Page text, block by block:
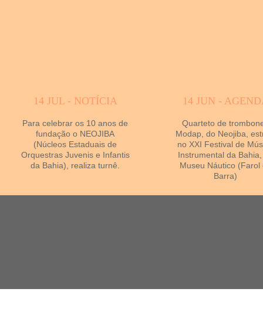
14 JUL - NOTÍCIA
Para celebrar os 10 anos de
fundação o NEOJIBA
(Núcleos Estaduais de
Orquestras Juvenis e Infantis
da Bahia), realiza turnê.
14 JUN -
Quarteto de
Modap, do Neojiba,
no XXI Festival de
Instrumental da
Museu Náutico (Farol
Barra)